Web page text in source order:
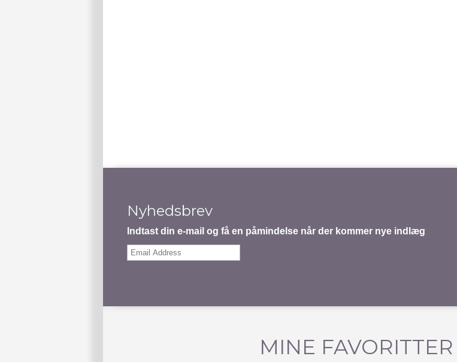
Nyhedsbrev
Indtast din e-mail og få en påmindelse når der kommer nye indlæg
Email
MINE